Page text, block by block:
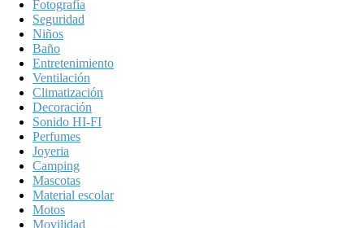
Fotografía
Seguridad
Niños
Baño
Entretenimiento
Ventilación
Climatización
Decoración
Sonido HI-FI
Perfumes
Joyeria
Camping
Mascotas
Material escolar
Motos
Movilidad